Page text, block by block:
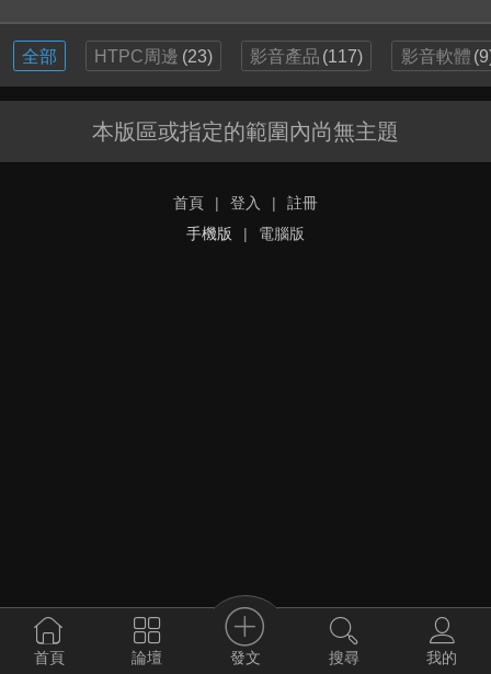
全部 HTPC周邊 (23) 影音產品 (117) 影音軟體
本版區或指定的範圍內尚無主題
首頁 | 登入 |
註冊
手機版
| 電腦版
首頁 論壇 發文 搜尋 我的